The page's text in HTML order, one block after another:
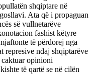
shqiptare në
Ata që i propaguan
së vullnetarëve
fashist këtyre
të përdorej nga
represive ndaj shqiptarëve
opinioni
të qartë se në cilën